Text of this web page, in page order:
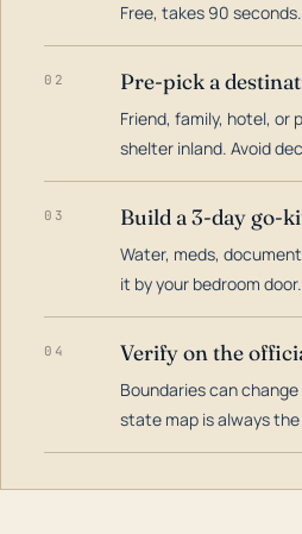
Free, takes 90 seconds.
02 Pre-pick a
Friend, family, hotel, or
shelter inland. Avoid
03 Build a 3-day go-
Water, meds,
it by your bedroom door.
04 Verify on the
Boundaries can
state map is always